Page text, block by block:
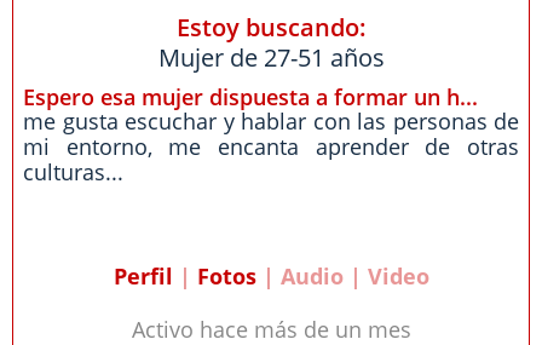
Estoy buscando:
Mujer de 27-51 años
Espero esa mujer dispuesta a formar un h...
me gusta escuchar y hablar con las personas de
mi entorno, me encanta aprender de otras
culturas...
Perfil | Fotos| Audio | Video
Activo hace más de un mes